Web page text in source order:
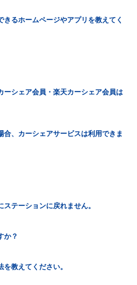
るホームページやアプリを教えてく
ーシェア会員・楽天カーシェア会員は
合、カーシェアサービスは利用できま
テーションに戻れません。
か？
教えてください。